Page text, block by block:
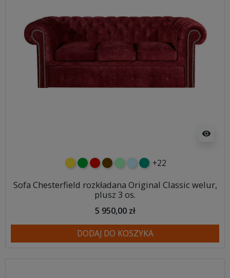
visibility
żółtyzielonyczerwony
czekoladowy
miętowybłękitny
turkusowy
+22
Sofa Chesterfield rozkładana Original Classic welur,
plusz 3 os.
5 950,00 zł
DODAJ DO KOSZYKA